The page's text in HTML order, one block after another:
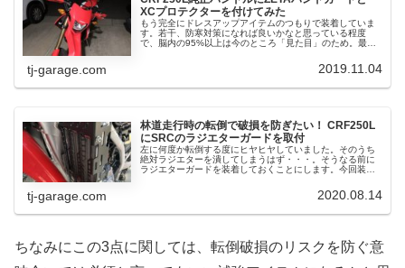
XCプロテクターを付けてみた
もう完全にドレスアップアイテムのつもりで装着していま
す。若干、防寒対策になれば良いかなと思っている程度
で、脳内の95%以上は今のところ「見た目」のため。最初
tj-garage.com 2019.11.04
林道走行時の転倒で破損を防ぎたい！ CRF250L
にSRCのラジエターガードを取付
左に何度か転倒する度にヒヤヒヤしていました。そのうち
絶対ラジエターを潰してしまうはず・・・。そうなる前に
ラジエターガードを装着しておくことにします。今回装着
tj-garage.com 2020.08.14
ちなみにこの3点に関しては、転倒破損のリスクを防ぐ意